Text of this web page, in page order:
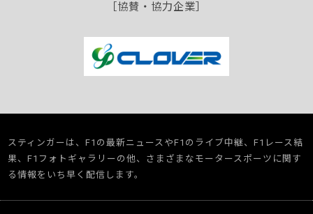
［協賛・協力企業］
スティンガーは、F1の最新ニュースやF1のライブ中継、F1レース結
果、F1フォトギャラリーの他、さまざまなモータースポーツに関す
る情報をいち早く配信します。